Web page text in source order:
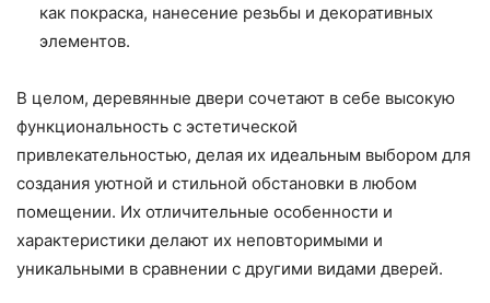
как покраска, нанесение резьбы и декоративных
элементов.
В целом, деревянные двери сочетают в себе высокую
функциональность с эстетической
привлекательностью, делая их идеальным выбором для
создания уютной и стильной обстановки в любом
помещении. Их отличительные особенности и
характеристики делают их неповторимыми и
уникальными в сравнении с другими видами дверей.